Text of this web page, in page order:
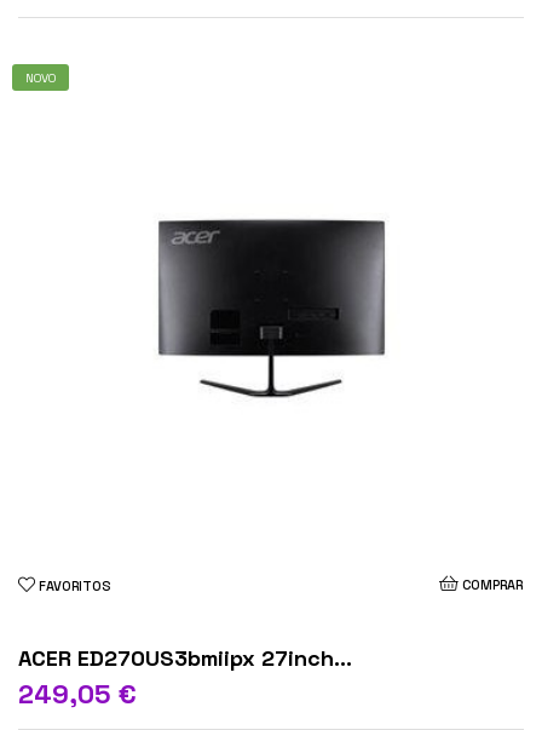
NOVO
FAVORITOS COMPRAR
ACER ED270US3bmiipx 27inch...
249,05 €